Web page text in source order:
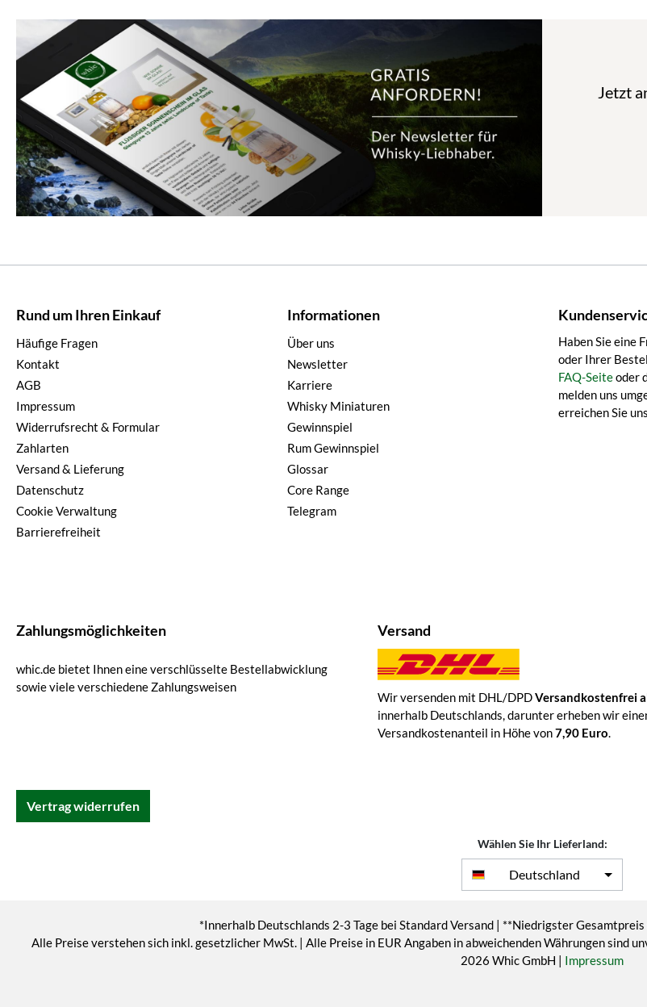
Jetzt
Rund um Ihren Einkauf
Häufige Fragen
Kontakt
AGB
Impressum
Widerrufsrecht & Formular
Zahlarten
Versand & Lieferung
Datenschutz
Cookie Verwaltung
Barrierefreiheit
Informationen
Über uns
Newsletter
Karriere
Whisky Miniaturen
Gewinnspiel
Rum Gewinnspiel
Glossar
Core Range
Telegram
Haben Sie eine
oder Ihrer
FAQ-Seiteoder
melden uns
erreichen Sie
Zahlungsmöglichkeiten
whic.de bietet Ihnen eine verschlüsselte Bestellabwicklung
sowie viele verschiedene Zahlungsweisen
Versand
Wir versenden mit DHL/DPDVersandkostenfrei
innerhalb Deutschlands, darunter erheben wir
Versandkostenanteil in Höhe von7,90 Euro.
Vertrag widerrufen
Wählen Sie Ihr Lieferland:
Deutschland
*Innerhalb Deutschlands 2-3 Tage bei Standard Versand | **Niedrigster
Alle Preise verstehen sich inkl. gesetzlicher MwSt. | Alle Preise in EUR Angaben in abweichenden Währungen sind
2026 Whic GmbH | Impressum